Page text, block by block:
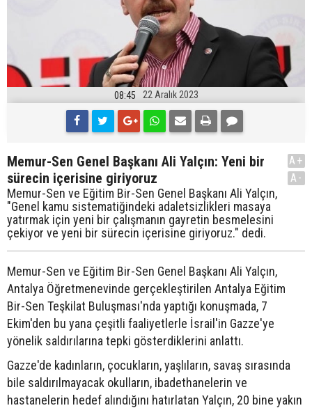
08:45 22 Aralık 2023
Memur-Sen Genel Başkanı Ali Yalçın: Yeni bir
sürecin içerisine giriyoruz
Memur-Sen ve Eğitim Bir-Sen Genel Başkanı Ali Yalçın,
"Genel kamu sistematiğindeki adaletsizlikleri masaya
yatırmak için yeni bir çalışmanın gayretin besmelesini
çekiyor ve yeni bir sürecin içerisine giriyoruz." dedi.
A+
A-
Memur-Sen ve Eğitim Bir-Sen Genel Başkanı Ali Yalçın,
Antalya Öğretmenevinde gerçekleştirilen Antalya Eğitim
Bir-Sen Teşkilat Buluşması'nda yaptığı konuşmada, 7
Ekim'den bu yana çeşitli faaliyetlerle İsrail'in Gazze'ye
yönelik saldırılarına tepki gösterdiklerini anlattı.
Gazze'de kadınların, çocukların, yaşlıların, savaş sırasında
bile saldırılmayacak okulların, ibadethanelerin ve
hastanelerin hedef alındığını hatırlatan Yalçın, 20 bine yakın